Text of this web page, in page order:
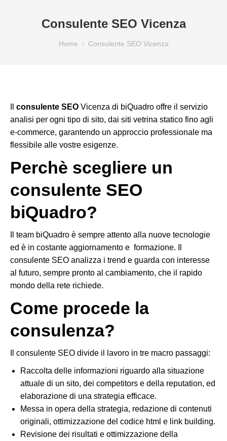
Consulente SEO Vicenza
Home Consulente SEO Vicenza
consulente SEO Vicenza di biQuadro offre il servizio
analisi per ogni tipo di sito, dai siti vetrina statico fino agli
e-commerce, garantendo un approccio professionale ma
flessibile alle vostre esigenze.
Perchè scegliere un
consulente SEO
biQuadro?
Il team biQuadro è sempre attento alla nuove tecnologie
ed è in costante aggiornamento e formazione. Il
consulente SEO analizza i trend e guarda con interesse
al futuro, sempre pronto al cambiamento, che il rapido
mondo della rete richiede.
Come procede la
consulenza?
Il consulente SEO divide il lavoro in tre macro passaggi:
Raccolta delle informazioni riguardo alla situazione
attuale di un sito, dei competitors e della reputation, ed
elaborazione di una strategia efficace.
Messa in opera della strategia, redazione di contenuti
originali, ottimizzazione del codice html e link building.
Revisione dei risultati e ottimizzazione della